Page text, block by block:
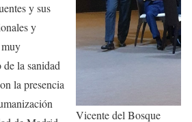
Vicente del Bosque
y sus
y
la sanidad
la presencia